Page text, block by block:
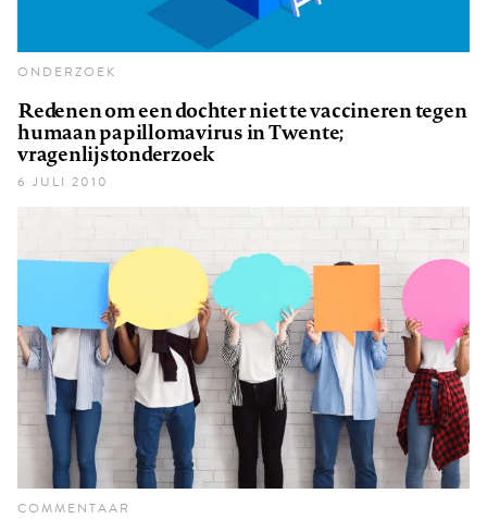
ONDERZOEK
Redenen om een dochter niet te vaccineren tegen
humaan papillomavirus in Twente;
vragenlijstonderzoek
6 JULI 2010
COMMENTAAR